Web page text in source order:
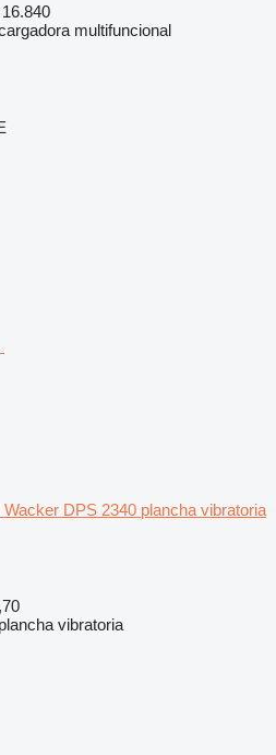
multifuncional
Wacker DPS 2340 plancha vibratoria
vibratoria